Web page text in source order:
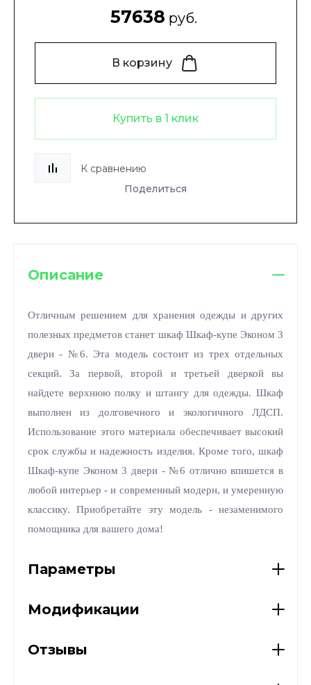
57638 руб.
В корзину
Купить в 1 клик
К сравнению
Поделиться
Описание
Отличным решением для хранения одежды и других
полезных предметов станет шкаф Шкаф-купе Эконом 3
двери - №6. Эта модель состоит из трех отдельных
секций. За первой, второй и третьей дверкой вы
найдете верхнюю полку и штангу для одежды. Шкаф
выполнен из долговечного и экологичного ЛДСП.
Использование этого материала обеспечивает высокий
срок службы и надежность изделия. Кроме того, шкаф
Шкаф-купе Эконом 3 двери - №6 отлично впишется в
любой интерьер - и современный модерн, и умеренную
классику. Приобретайте эту модель - незаменимого
помощника для вашего дома!
Параметры
Модификации
Отзывы